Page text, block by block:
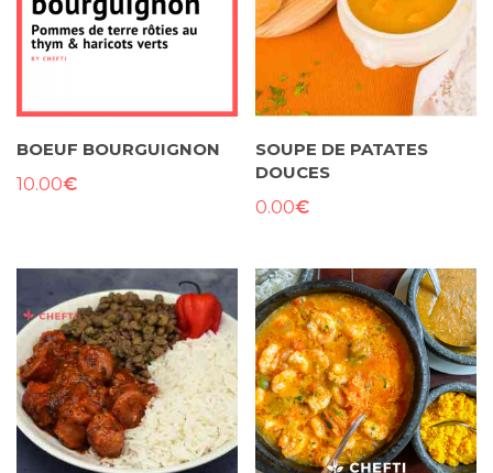
BOEUF BOURGUIGNON
10.00€
SOUPE DE PATATES
DOUCES
0.00€